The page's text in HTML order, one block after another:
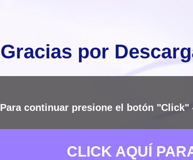
Gracias por
Para continuar presione el botón
CLICK AQUÍ